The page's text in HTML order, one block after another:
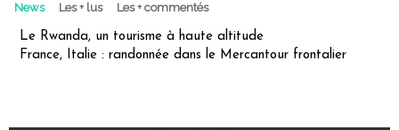
News Les + lus Les + commentés
Le Rwanda, un tourisme à haute altitude
France, Italie : randonnée dans le Mercantour frontalier